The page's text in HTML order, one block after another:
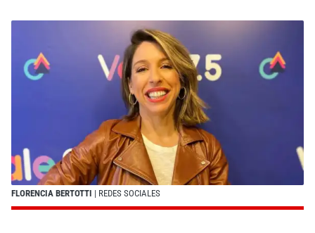
FLORENCIA BERTOTTI | REDES SOCIALES